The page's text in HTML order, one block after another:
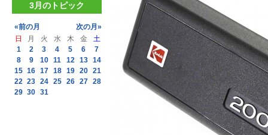
3月のトピック
«前の月
次の月»
日
月 火 水 木 金
土
1
2 3 4 5 6
7
8
9 10 11 12 13 14
15 16 17 18 19 20 21
22 23 24 25 26 27 28
29 30 31